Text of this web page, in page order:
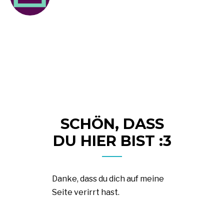
SCHÖN, DASS
DU HIER BIST :3
Danke, dass du dich auf meine
Seite verirrt hast.